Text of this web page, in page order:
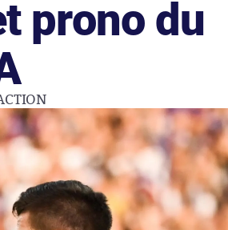
prono du